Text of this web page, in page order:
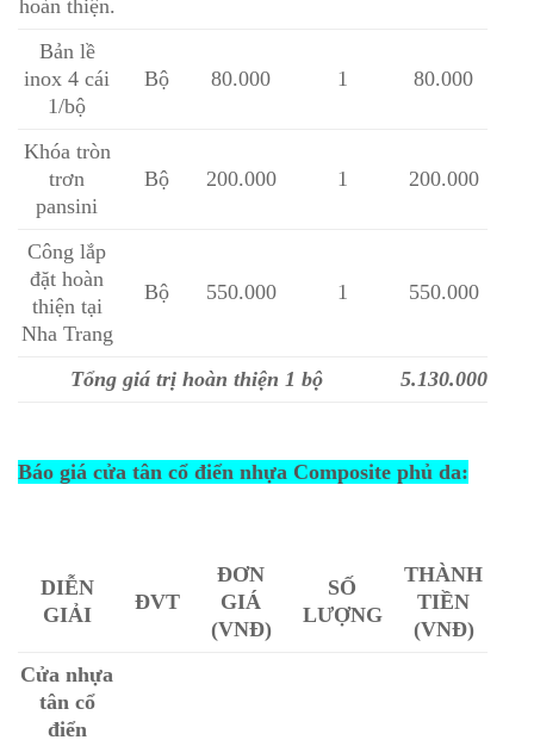
hoàn thiện.
Bản lề
inox 4 cái
1/bộ
Bộ 80.000 1 80.000
Khóa tròn
trơn
pansini
Bộ 200.000 1 200.000
Công lắp
đặt hoàn
thiện tại
Nha Trang
Bộ 550.000 1 550.000
Tổng giá trị hoàn thiện 1 bộ 5.130.000
Báo giá cửa tân cổ điển nhựa Composite phủ da:
DIỄN
GIẢI
ĐVT
ĐƠN
GIÁ
(VNĐ)
SỐ
LƯỢNG
THÀNH
TIỀN
(VNĐ)
Cửa nhựa
tân cổ
điển